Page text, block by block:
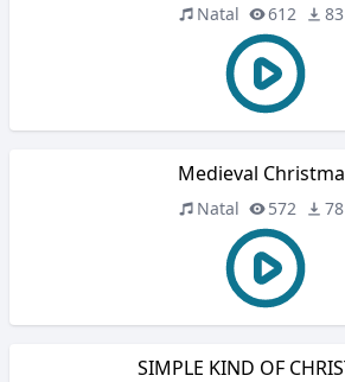
Natal 612 83
Medieval
Natal 572 78
SIMPLE KIND OF